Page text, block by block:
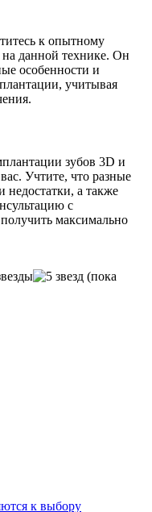
к опытному
данной технике. Он
особенности и
учитывая
зубов 3D и
Учтите, что разные
а также
с
максимально
(пока
к выбору